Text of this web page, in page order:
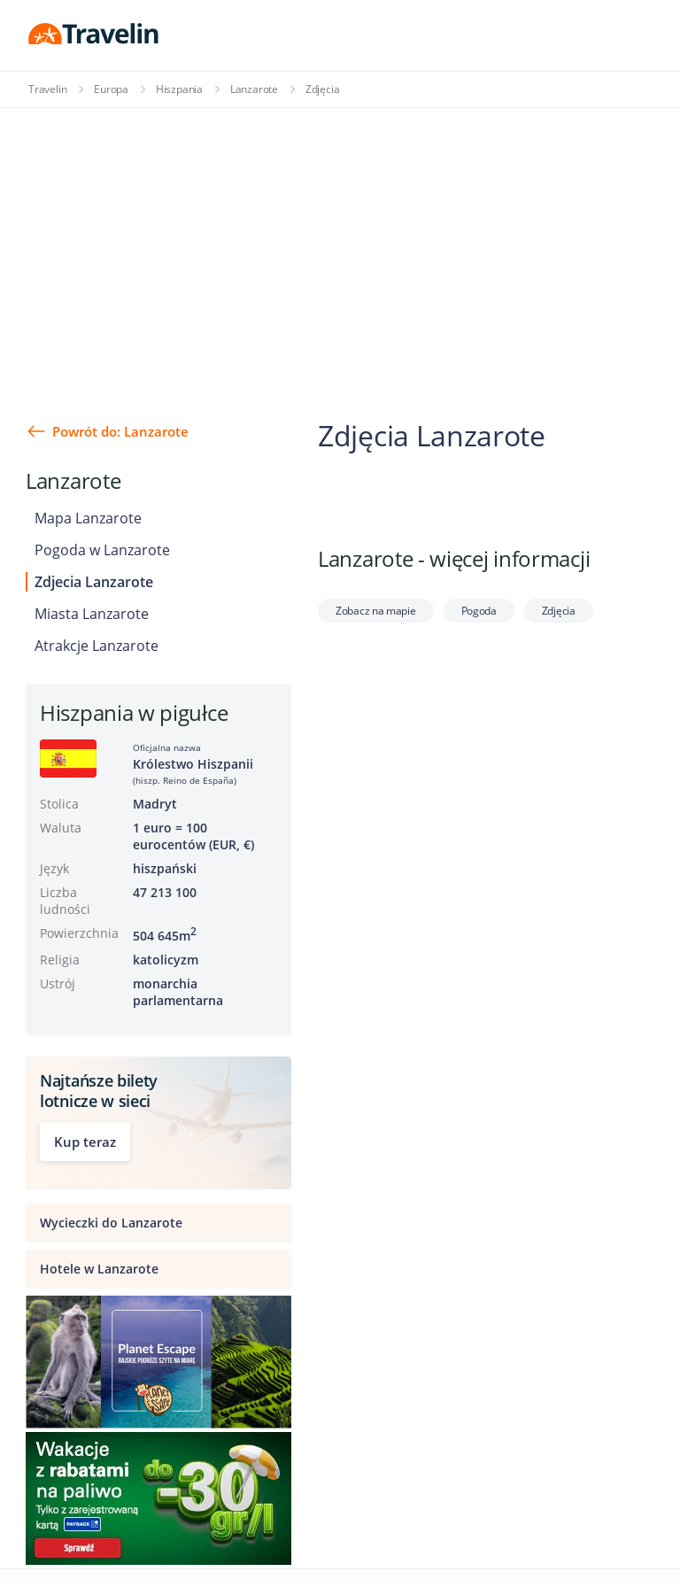
Travelin Europa Hiszpania Lanzarote Zdjęcia
Powrót do: Lanzarote
Lanzarote
Mapa Lanzarote
Pogoda w Lanzarote
Zdjecia Lanzarote
Miasta Lanzarote
Atrakcje Lanzarote
Hiszpania w pigułce
Oficjalna nazwa
Królestwo Hiszpanii
(hiszp. Reino de España)
Stolica
Madryt
Waluta
1 euro = 100
eurocentów (EUR, €)
Język
hiszpański
Liczba
ludności
47 213 100
Powierzchnia 504 645m2
Religia
katolicyzm
Ustrój
monarchia
parlamentarna
Najtańsze bilety
lotnicze w sieci
Kup teraz
Wycieczki do Lanzarote
Hotele w Lanzarote
Zdjęcia Lanzarote
Lanzarote - więcej informacji
Zobacz na mapie Pogoda Zdjęcia